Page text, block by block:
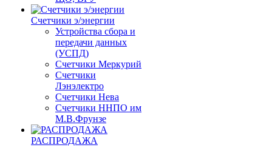
Счетчики э/энергии
Устройства сбора и
передачи данных
(УСПД)
Счетчики Меркурий
Счетчики
Лэнэлектро
Счетчики Нева
Счетчики ННПО им
М.В.Фрунзе
РАСПРОДАЖА